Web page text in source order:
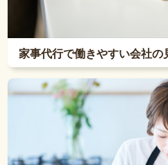
家事代行で働きやすい会社の